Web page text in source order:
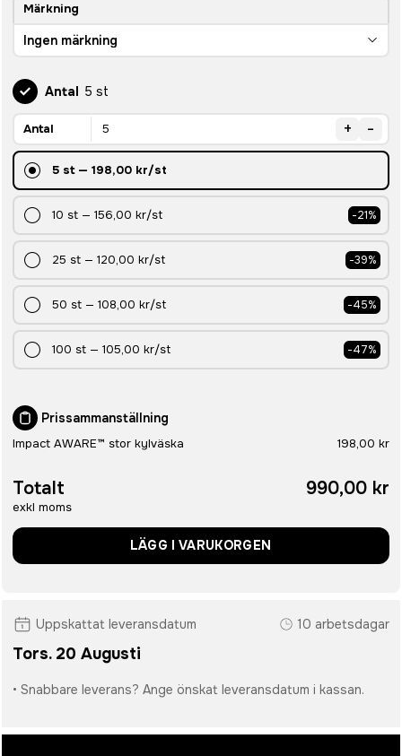
Märkning
Ingen märkning
Antal 5 st
Antal + -
5 st— 198,00 kr/st
10 st — 156,00 kr/st -21%
25 st — 120,00 kr/st -39%
50 st — 108,00 kr/st -45%
100 st — 105,00 kr/st -47%
Prissammanställning
Impact AWARE™ stor kylväska 198,00 kr
Totalt
exkl moms
990,00 kr
LÄGG I VARUKORGEN
Uppskattat leveransdatum 10 arbetsdagar
Tors. 20 Augusti
• Snabbare leverans? Ange önskat leveransdatum i kassan.